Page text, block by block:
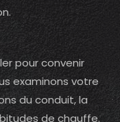
pour convenir
examinons votre
du conduit, la
de chauffe.